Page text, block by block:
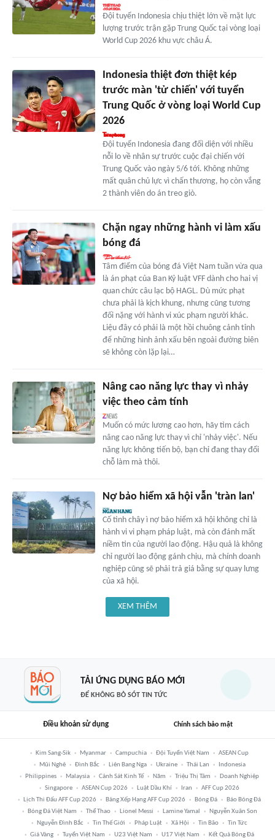
Đội tuyển Indonesia chịu thiệt lớn về mặt lực
lượng trước trận gặp Trung Quốc tại vòng loại
World Cup 2026 khu vực châu Á.
Indonesia thiệt đơn thiệt kép
trước màn 'tử chiến' với tuyển
Trung Quốc ở vòng loại World Cup
2026
Đội tuyển Indonesia đang đối diện với nhiều
nỗi lo về nhân sự trước cuộc đại chiến với
Trung Quốc vào ngày 5/6 tới. Không những
mất quân chủ lực vì chấn thương, họ còn vắng
2 thành viên do án treo giò.
Chặn ngay những hành vi làm xấu
bóng đá
Tâm điểm của bóng đá Việt Nam tuần vừa qua
là án phạt của Ban Kỷ luật VFF dành cho hai vị
quan chức câu lạc bộ HAGL. Dù mức phạt
chưa phải là kịch khung, nhưng cũng tương
đối nặng với hành vi xúc phạm người khác.
Liệu đây có phải là một hồi chuông cảnh tỉnh
để những hình ảnh xấu bên ngoài đường biên
sẽ không còn lặp lại…
Nâng cao năng lực thay vì nhảy
việc theo cảm tính
Muốn có mức lương cao hơn, hãy tìm cách
nâng cao năng lực thay vì chỉ 'nhảy việc'. Nếu
năng lực không tiến bộ, bạn chỉ đang thay đổi
chỗ làm mà thôi.
Nợ bảo hiểm xã hội vẫn 'tràn lan'
Cố tình chây ì nợ bảo hiểm xã hội không chỉ là
hành vi vi phạm pháp luật, mà còn đánh mất
niềm tin của người lao động. Hậu quả là không
chỉ người lao động gánh chịu, mà chính doanh
nghiệp cũng sẽ phải trả giá bằng sự quay lưng
của xã hội.
XEM THÊM
TẢI ỨNG DỤNG BÁO MỚI
ĐỂ KHÔNG BỎ SÓT TIN TỨC
Điều khoản sử dụng Chính sách bảo mật
Kim Sang-Sik Myanmar Campuchia Đội Tuyển Việt Nam
ASEAN Cup
Mũi Nghê
Đình Bắc Liên Bang Nga Ukraine Thái Lan
Indonesia
Philippines
Malaysia Cảnh Sát Kinh Tế Năm Triệu Thị Tâm
Doanh Nghiệp
Singapore
ASEAN Cup 2026 Luật Dầu Khí Iran
AFF Cup 2026
Lịch Thi Đấu AFF Cup 2026
Bảng Xếp Hạng AFF Cup 2026 Bóng Đá
Báo Bóng Đá
Bóng Đá Việt Nam
Thể Thao Lionel Messi Lamine Yamal
Nguyễn Xuân Son
Nguyễn Đình Bắc
Tin Thế Giới Pháp Luật Xã Hội Tin Bão
Tin Tức
Giá Vàng
Tuyển Việt Nam U23 Việt Nam U17 Việt Nam Kết Quả Bóng Đá